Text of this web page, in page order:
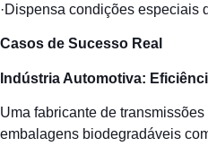
·Dispensa condições especiais
Casos de Sucesso Real
Indústria Automotiva:
Uma fabricante de
embalagens biodegradáveis